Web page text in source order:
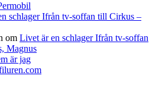
schlager Ifrån tv-soffan till Cirkus –
om Livet är en schlager Ifrån tv-soffan
Magnus
är jag